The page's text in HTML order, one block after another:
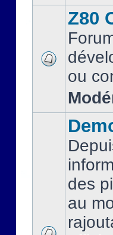
Z80
ou
des
au